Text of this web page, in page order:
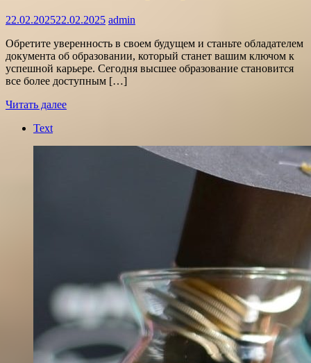
22.02.202522.02.2025 admin
Обретите уверенность в своем будущем и станьте обладателем
документа об образовании, который станет вашим ключом к
успешной карьере. Сегодня высшее образование становится
все более доступным […]
Читать далее
Text